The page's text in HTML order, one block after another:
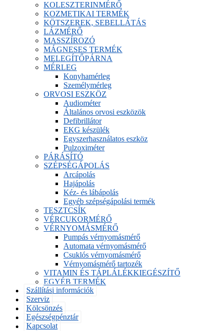
KOLESZTERINMÉRŐ
KOZMETIKAI TERMÉK
KÖTSZEREK, SEBELLÁTÁS
LÁZMÉRŐ
MASSZÍROZÓ
MÁGNESES TERMÉK
MELEGÍTŐPÁRNA
MÉRLEG
Konyhamérleg
Személymérleg
ORVOSI ESZKÖZ
Audiométer
Általános orvosi eszközök
Defibrillátor
EKG készülék
Egyszerhasználatos eszköz
Pulzoximéter
PÁRÁSÍTÓ
SZÉPSÉGÁPOLÁS
Arcápolás
Hajápolás
Kéz- és lábápolás
Egyéb szépségápolási termék
TESZTCSÍK
VÉRCUKORMÉRŐ
VÉRNYOMÁSMÉRŐ
Pumpás vérnyomásmérő
Automata vérnyomásmérő
Csuklós vérnyomásmérő
Vérnyomásmérő tartozék
VITAMIN ÉS TÁPLÁLÉKKIEGÉSZÍTŐ
EGYÉB TERMÉK
Szállítási információk
Szerviz
Kölcsönzés
Egészségpénztár
Kapcsolat